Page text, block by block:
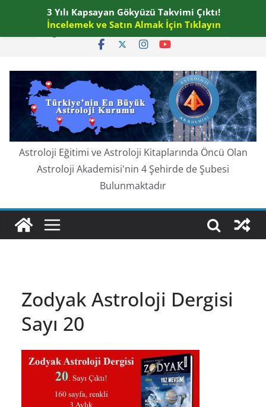
content
Perşembe, Ağustos 6, 2026
Astroloji Eğitimi ve Astroloji Kitaplarında Öncü Olan
Astroloji Akademisi'nin 4 Şehirde de Şubesi
Bulunmaktadır
Zodyak Astroloji Dergisi
Sayı 20
3 Yılı Kapsayan Gökyüzü Takvimi Çıktı!
İncelemek ve Satın Almak İçin Tıklayın